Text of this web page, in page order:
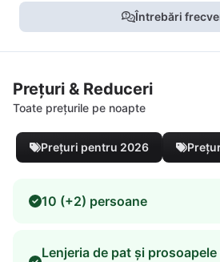
Întrebări
Prețuri & Reduceri
Toate prețurile pe noapte
Prețuri pentru 2026
10 (+2) persoane
Lenjeria de pat și